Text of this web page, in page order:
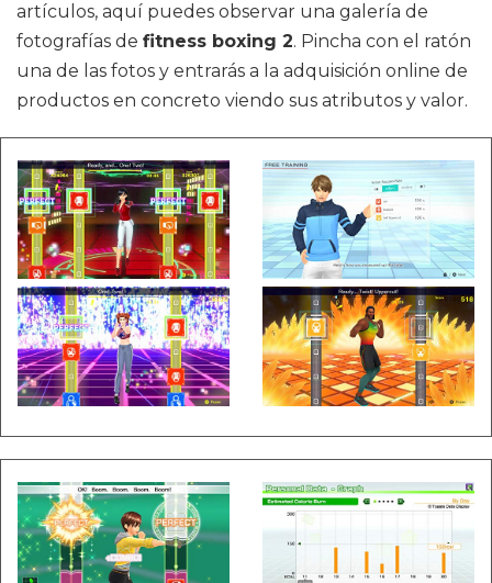
artículos, aquí puedes observar una galería de
fotografías de fitness boxing 2. Pincha con el ratón
una de las fotos y entrarás a la adquisición online de
productos en concreto viendo sus atributos y valor.